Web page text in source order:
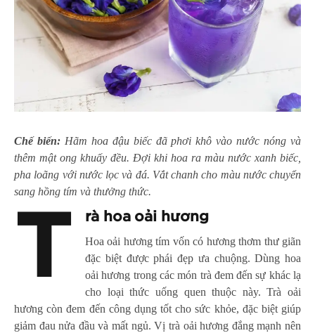
Chế biến: Hãm hoa đậu biếc đã phơi khô vào nước nóng và
thêm mật ong khuấy đều. Đợi khi hoa ra màu nước xanh biếc,
pha loãng với nước lọc và đá. Vắt chanh cho màu nước chuyển
sang hồng tím và thưởng thức.
T rà hoa oải hương
Hoa oải hương tím vốn có hương thơm thư giãn
đặc biệt được phái đẹp ưa chuộng. Dùng hoa
oải hương trong các món trà đem đến sự khác lạ
cho loại thức uống quen thuộc này. Trà oải
hương còn đem đến công dụng tốt cho sức khỏe, đặc biệt giúp
giảm đau nửa đầu và mất ngủ. Vị trà oải hương đắng mạnh nên